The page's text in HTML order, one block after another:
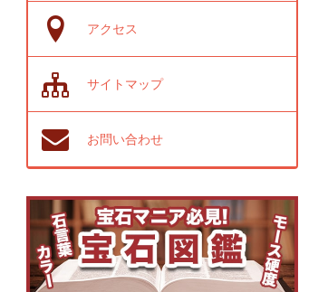
アクセス
サイトマップ
お問い合わせ